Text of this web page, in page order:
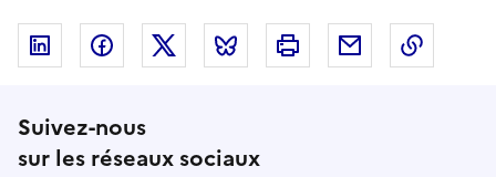
Linkedin FacebookTwitter Bluesky Imprimer Courriel
Suivez-nous
sur les réseaux sociaux